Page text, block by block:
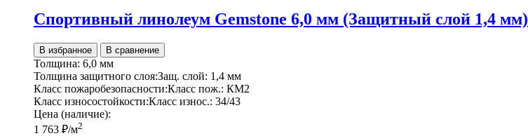
Спортивный линолеум Gemstone 6,0 мм (Защитный слой 1,4 мм)
В избранное В сравнение
Толщина: 6,0 мм
Толщина защитного слоя:Защ. слой: 1,4 мм
Класс пожаробезопасности:Класс пож.: КМ2
Класс износостойкости:Класс износ.: 34/43
Цена (наличие):
1 763 ₽/м2